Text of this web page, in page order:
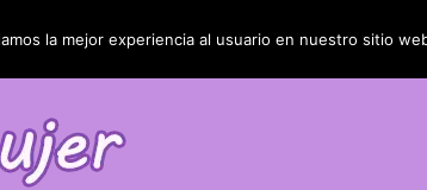
resultados
la mejor experiencia al usuario en nuestro sitio